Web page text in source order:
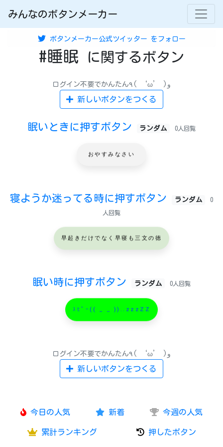
みんなのボタンメーカー
ボタンメーカー公式ツイッター をフォロー
#睡眠 に関するボタン
ログイン不要でかんたん٩( ‘ω’ )و
新しいボタンをつくる
眠いときに押すボタン ランダム 0人回覧
おやすみなさい
寝ようか迷ってる時に押すボタン ランダム 0
人回覧
早起きだけでなく早寝も三文の徳
眠い時に押すボタン ランダム 0人回覧
ｽﾋﾟｰ(( _ _ ))..zzzZZ
ログイン不要でかんたん٩( ‘ω’ )و
新しいボタンをつくる
今日の人気 新着 今週の人気
累計ランキング 押したボタン